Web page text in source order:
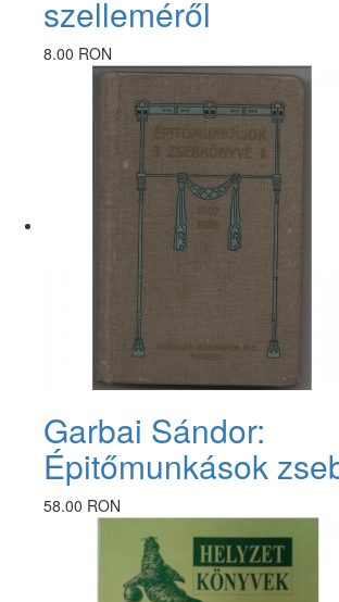
szelleméről
8.00 RON
Garbai Sándor:
Épitőmunkások
58.00 RON